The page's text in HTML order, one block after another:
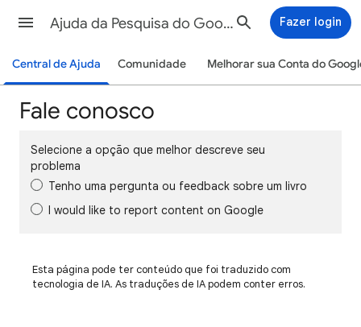
Ajuda da Pesquisa do Google Fazer login
Central de Ajuda Comunidade Melhorar sua Conta do
Fale conosco
Selecione a opção que melhor descreve seu
problema
Tenho uma pergunta ou feedback sobre um livro
I would like to report content on Google
Esta página pode ter conteúdo que foi traduzido com
tecnologia de IA. As traduções de IA podem conter erros.